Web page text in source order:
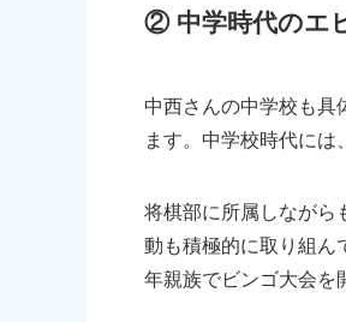
② 中学時代のエ
中西さんの中学校も
ます。中学校時代には
将棋部に所属しながら
動も積極的に取り組ん
年親族でビンゴ大会を